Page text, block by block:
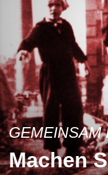
GEMEINSAM
Machen